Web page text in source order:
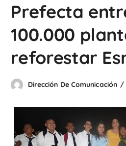
Prefecta
100.000
reforestar
Dirección De Comunicación